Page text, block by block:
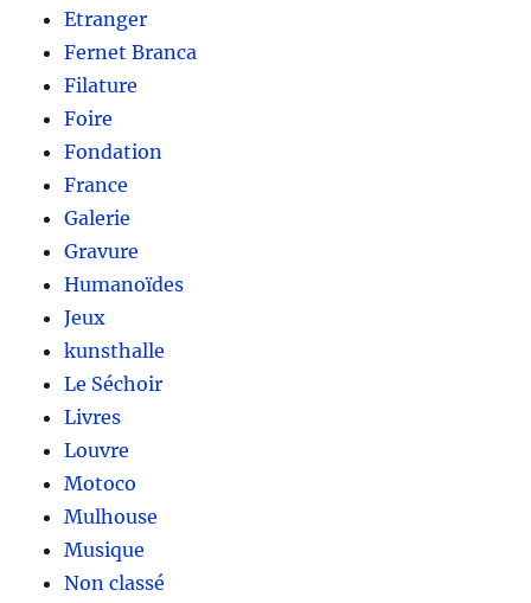
Etranger
Fernet Branca
Filature
Foire
Fondation
France
Galerie
Gravure
Humanoïdes
Jeux
kunsthalle
Le Séchoir
Livres
Louvre
Motoco
Mulhouse
Musique
Non classé